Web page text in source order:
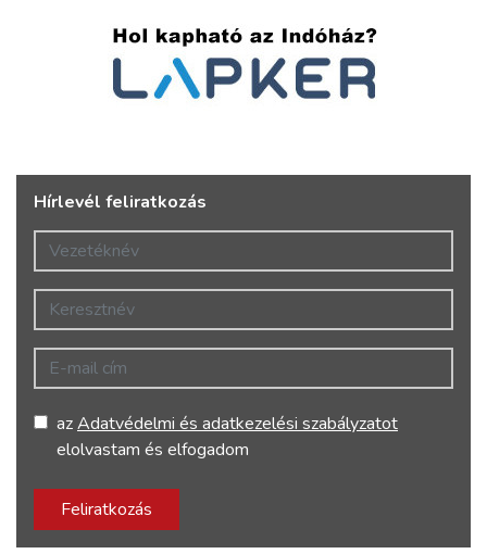
Hírlevél feliratkozás
Vezetéknév
Keresztnév
E-mail cím
azAdatvédelmi és adatkezelési szabályzatot
elolvastam és elfogadom
Feliratkozás